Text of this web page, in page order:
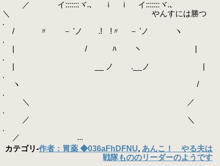
／ イ:::::::ヾ.､ ｉ ｉ イ:::::::ヾ.､
＼ やんすには勝つ
.
/ 〃 ゝ－ 'ノ .! !〃 ゝ－ 'ノ ヽ
.
| / ﾊ ヽ |
.
| ゝ __ ノ ゝ.__ノ |
.
ヽ /
.
＼ ／
.
／ ＼
.
／ ...
カテゴリ-作者：胃薬 ◆036aFhDFNU, あんこ！ やる夫は
戦隊もののリーダーのようです